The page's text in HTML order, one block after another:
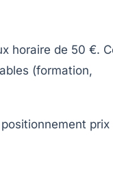
horaire de 50 €.
(formation,
prix